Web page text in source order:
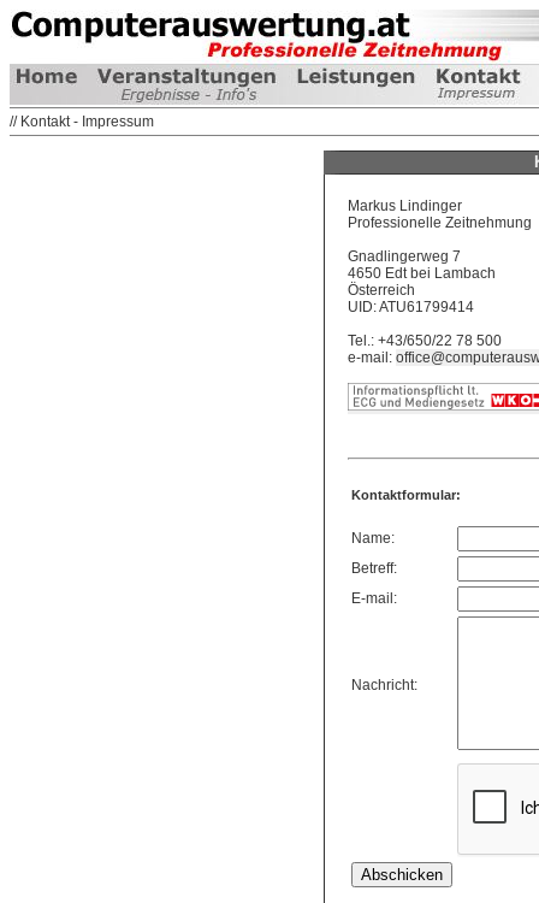
// Kontakt - Impressum
Markus Lindinger
Professionelle Zeitnehmung
Gnadlingerweg 7
4650 Edt bei Lambach
Österreich
UID: ATU61799414
Tel.: +43/650/22 78 500
e-mail:
Kontaktformular:
Name:
Betreff:
E-mail:
Nachricht: